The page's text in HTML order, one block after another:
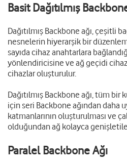
Basit Dağıtılmış
Dağıtılmış Backbone ağı, çeşitli
nesnelerin hiyerarşik bir
sayıda cihaz anahtarlara
yönlendiricisine ve ağ geçidi
cihazlar oluşturulur.
Dağıtılmış Backbone ağı, tüm
için seri Backbone ağından daha
katmanlarının oluşturulması ve
olduğundan ağ kolayca
Paralel Backbone Ağı